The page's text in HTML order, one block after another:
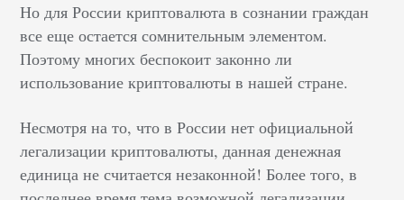
Но для России криптовалюта в сознании граждан
все еще остается сомнительным элементом.
Поэтому многих беспокоит законно ли
использование криптовалюты в нашей стране.
Несмотря на то, что в России нет официальной
легализации криптовалюты, данная денежная
единица не считается незаконной! Более того, в